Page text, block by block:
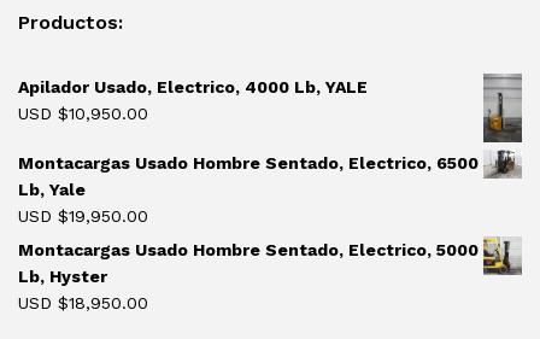
Productos:
Apilador Usado, Electrico, 4000 Lb, YALE
USD $10,950.00
Montacargas Usado Hombre Sentado, Electrico, 6500
Lb, Yale
USD $19,950.00
Montacargas Usado Hombre Sentado, Electrico, 5000
Lb, Hyster
USD $18,950.00